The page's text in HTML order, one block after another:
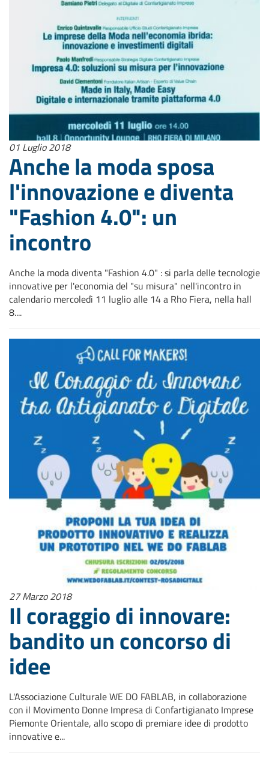
01 Luglio 2018
Anche la moda sposa
l'innovazione e diventa
"Fashion 4.0": un
incontro
Anche la moda diventa "Fashion 4.0" : si parla delle tecnologie
innovative per l'economia del "su misura" nell'incontro in
calendario mercoledì 11 luglio alle 14 a Rho Fiera, nella hall
8....
27 Marzo 2018
Il coraggio di innovare:
bandito un concorso di
idee
L'Associazione Culturale WE DO FABLAB, in collaborazione
con il Movimento Donne Impresa di Confartigianato Imprese
Piemonte Orientale, allo scopo di premiare idee di prodotto
innovative e...